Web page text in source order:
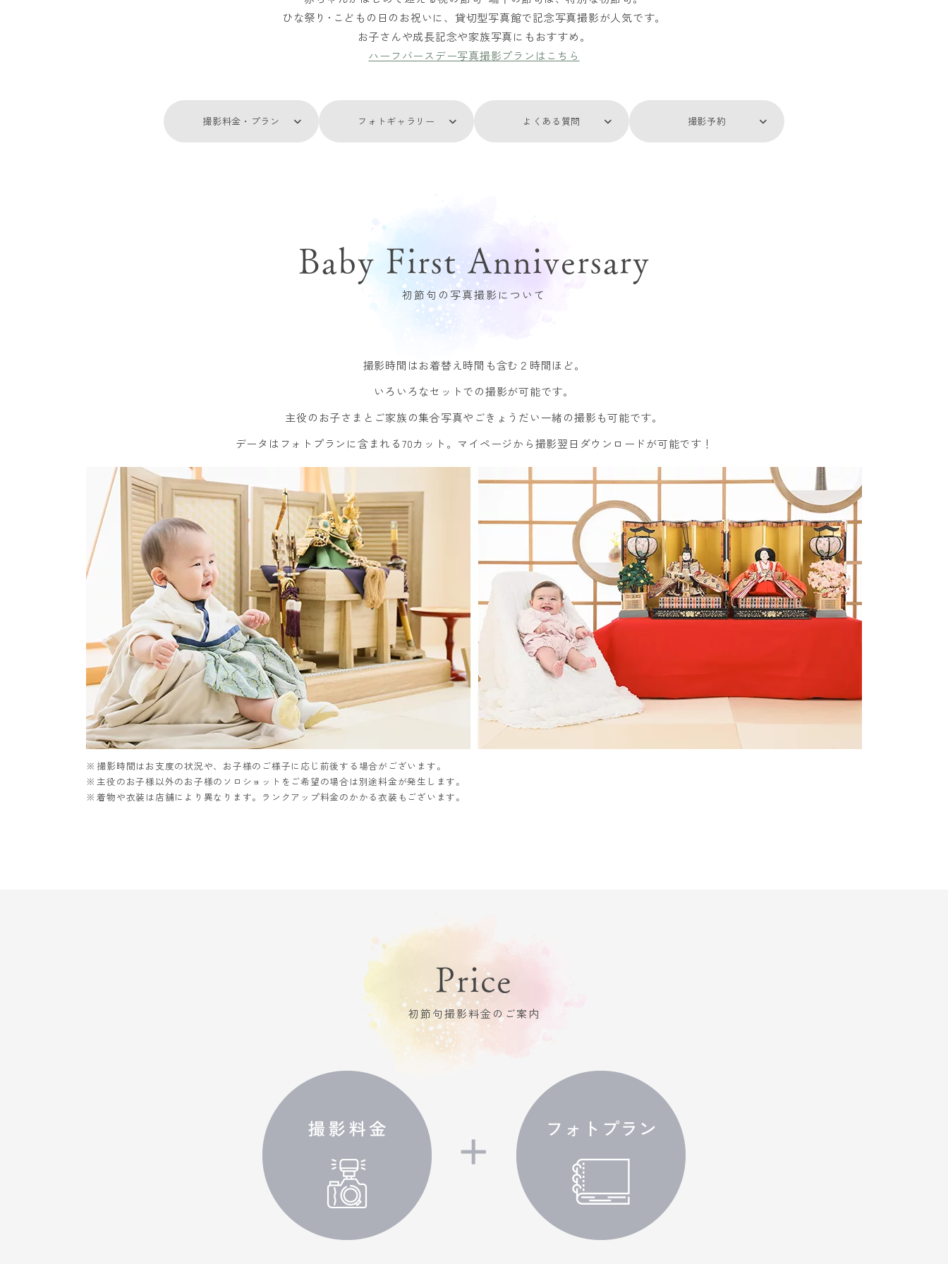
ひな祭り･こどもの日のお祝いに、貸切型写真館で記念写真撮影が人気です。
お子さんや成長記念や家族写真にもおすすめ。
ハーフバースデー写真撮影プランはこちら
撮影料金・プラン フォトギャラリー よくある質問 撮影予約
Baby First Anniversary
初節句の写真撮影について
撮影時間はお着替え時間も含む２時間ほど。
いろいろなセットでの撮影が可能です。
主役のお子さまとご家族の集合写真やごきょうだい一緒の撮影も可能です。
データはフォトプランに含まれる70カット。マイページから撮影翌日ダウンロードが可能です！
撮影時間はお支度の状況や、お子様のご様子に応じ前後する場合がございます。
主役のお子様以外のお子様のソロショットをご希望の場合は別途料金が発生します。
着物や衣装は店舗により異なります。ランクアップ料金のかかる衣装もございます。
Price
初節句撮影料金のご案内